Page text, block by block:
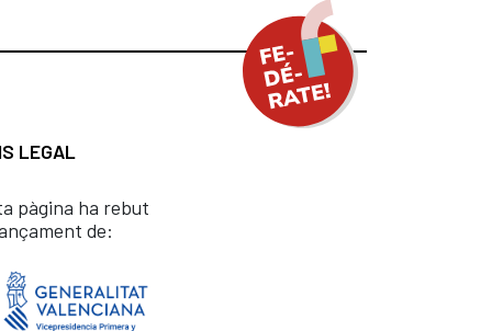
LEGAL
pàgina ha rebut
de: